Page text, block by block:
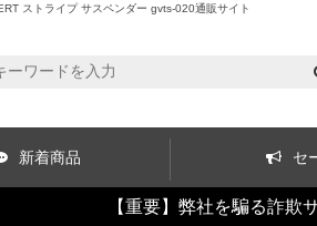
ストライプ サスペンダー gvts-020通販サイト
新着商品 セ
【重要】弊社を騙る詐欺